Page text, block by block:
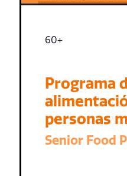
60+
Programa
personas
Senior Food